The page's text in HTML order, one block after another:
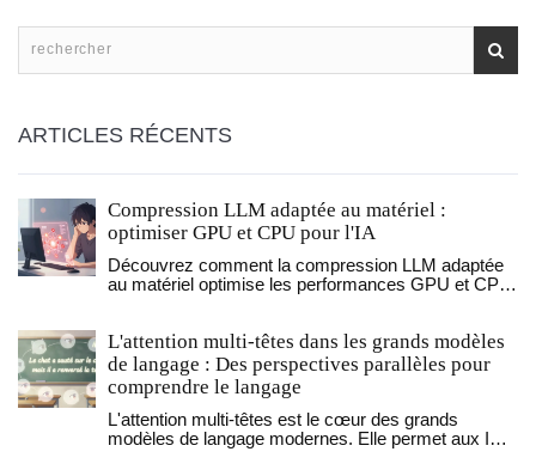
ARTICLES RÉCENTS
Compression LLM adaptée au matériel :
optimiser GPU et CPU pour l'IA
Découvrez comment la compression LLM adaptée
au matériel optimise les performances GPU et CPU.
en 2026.
L'attention multi-têtes dans les grands modèles
de langage : Des perspectives parallèles pour
comprendre le langage
L'attention multi-têtes est le cœur des grands
modèles de langage modernes. Elle permet aux IA